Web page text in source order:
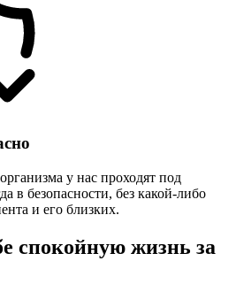
у нас проходят под
в безопасности, без какой-либо
и его близких.
спокойную жизнь за